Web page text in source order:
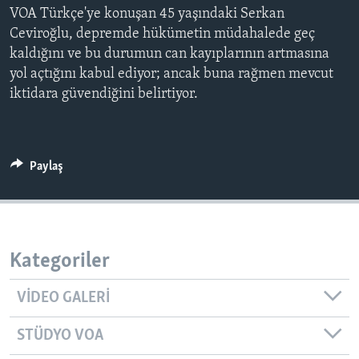
HAYATTAN
SANAT
BIZI TAKIP EDIN
Diller
VOA Türkçe'ye konuşan 45 yaşındaki Serkan
Ceviroğlu, depremde hükümetin müdahalede geç
kaldığını ve bu durumun can kayıplarının artmasına
yol açtığını kabul ediyor; ancak buna rağmen mevcut
iktidara güvendiğini belirtiyor.
Paylaş
Kategoriler
VIDEO GALERI
STÜDYO VOA